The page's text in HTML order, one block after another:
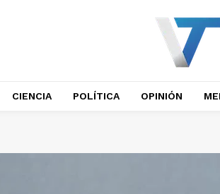
CIENCIA POLÍTICA OPINIÓN